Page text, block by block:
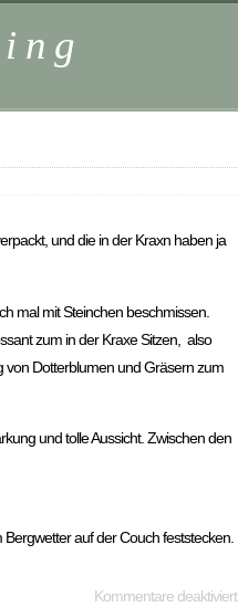
und die in der Kraxn haben ja
mal mit Steinchen beschmissen.
zum in der Kraxe Sitzen, also
von Dotterblumen und Gräsern zum
und tolle Aussicht. Zwischen den
auf der Couch feststecken.
Kommentare deaktiviert